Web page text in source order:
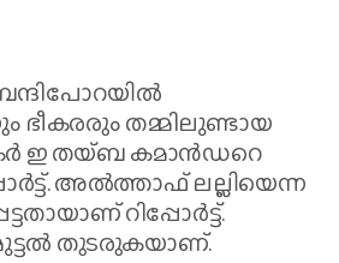
തമ്മിലുണ്ടായ
ഇ തയ്ബ കമാൻഡറെ
അൽത്താഫ് ലല്ലിയെന്ന
റിപ്പോർട്ട്.
തുടരുകയാണ്.